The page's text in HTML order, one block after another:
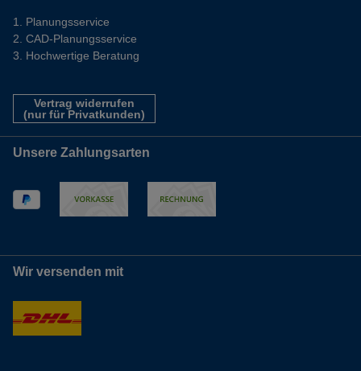
Planungsservice
CAD-Planungsservice
Hochwertige Beratung
Vertrag widerrufen
(nur für Privatkunden)
Unsere Zahlungsarten
Wir versenden mit